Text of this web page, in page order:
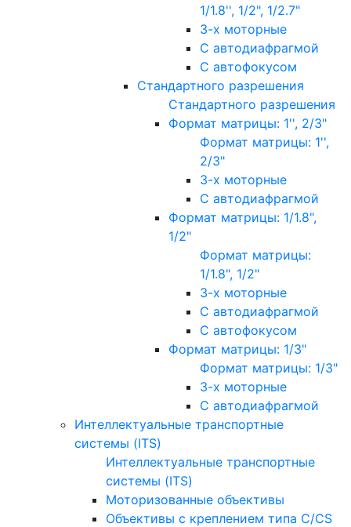
1/1.8'', 1/2", 1/2.7"
3-х моторные
С автодиафрагмой
С автофокусом
Стандартного разрешения
Стандартного разрешения
Формат матрицы: 1'', 2/3"
Формат матрицы: 1'',
2/3"
3-х моторные
С автодиафрагмой
Формат матрицы: 1/1.8",
1/2"
Формат матрицы:
1/1.8", 1/2"
3-х моторные
С автодиафрагмой
С автофокусом
Формат матрицы: 1/3"
Формат матрицы: 1/3"
3-х моторные
С автодиафрагмой
Интеллектуальные транспортные
системы (ITS)
Интеллектуальные транспортные
системы (ITS)
Моторизованные объективы
Объективы с креплением типа C/CS